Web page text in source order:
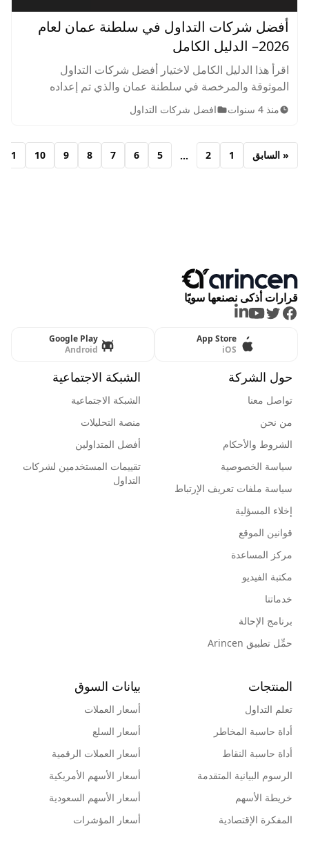
أفضل شركات التداول في سلطنة عمان لعام
2026– الدليل الكامل
اقرأ هذا الدليل الكامل لاختيار أفضل شركات التداول
الموثوقة والمرخصة في سلطنة عمان والذي تم إعداده
منذ 4 سنوات افضل شركات التداول
« السابق 1
2
...
5
6
7
8
9
10
11
قرارات أذكى نصنعها سويًا
Facebook
Twitter
Youtube
LinkedIn
App Store
iOS
Google Play
Android
حول الشركة
تواصل معنا
من نحن
الشروط والأحكام
سياسة الخصوصية
سياسة ملفات تعريف الإرتباط
إخلاء المسؤلية
قوانين الموقع
مركز المساعدة
مكتبة الفيديو
خدماتنا
برنامج الإحالة
حمِّل تطبيق Arincen
الشبكة الاجتماعية
الشبكة الاجتماعية
منصة التحليلات
أفضل المتداولين
تقييمات المستخدمين لشركات
التداول
المنتجات
تعلم التداول
أداة حاسبة المخاطر
أداة حاسبة النقاط
الرسوم البيانية المتقدمة
خريطة الأسهم
المفكرة الإقتصادية
بيانات السوق
أسعار العملات
أسعار السلع
أسعار العملات الرقمية
أسعار الأسهم الأمريكية
أسعار الأسهم السعودية
أسعار المؤشرات